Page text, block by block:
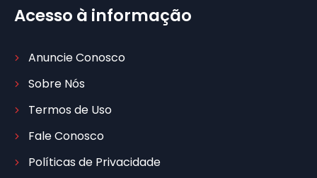
Acesso à informação
Anuncie Conosco
Sobre Nós
Termos de Uso
Fale Conosco
Políticas de Privacidade